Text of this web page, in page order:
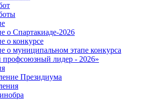
о Спартакиаде-2026
о конкурсе
о муниципальном этапе конкурса
лидер - 2026»
Президиума